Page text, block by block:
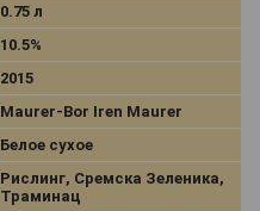
0.75 л
10.5%
2015
Maurer-Bor Iren Maurer
Белое сухое
Рислинг, Сремска Зеленика,
Траминац